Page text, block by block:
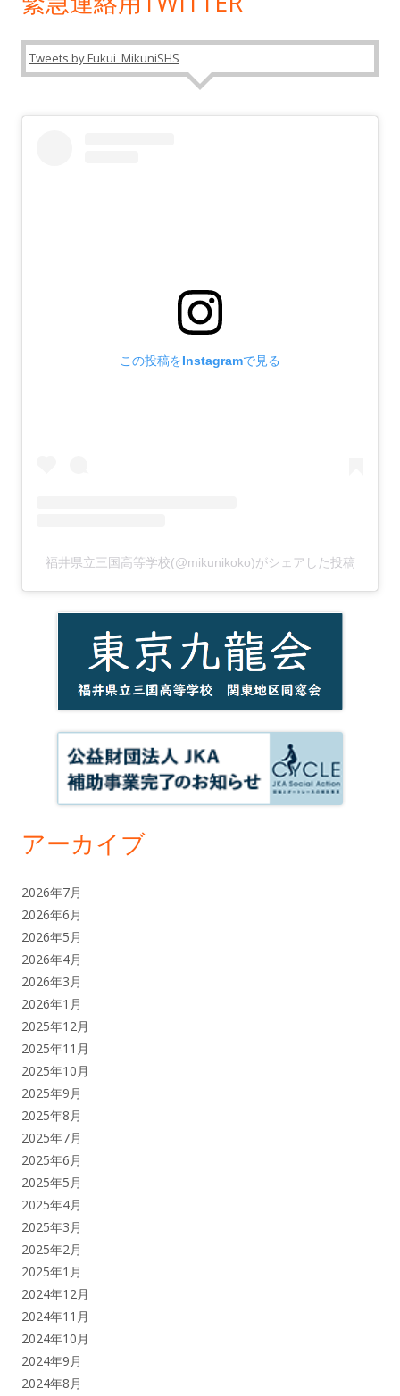
Tweets by Fukui_MikuniSHS
この投稿をInstagramで見る
福井県立三国高等学校(@mikunikoko)がシェアした投稿
アーカイブ
2026年7月
2026年6月
2026年5月
2026年4月
2026年3月
2026年1月
2025年12月
2025年11月
2025年10月
2025年9月
2025年8月
2025年7月
2025年6月
2025年5月
2025年4月
2025年3月
2025年2月
2025年1月
2024年12月
2024年11月
2024年10月
2024年9月
2024年8月